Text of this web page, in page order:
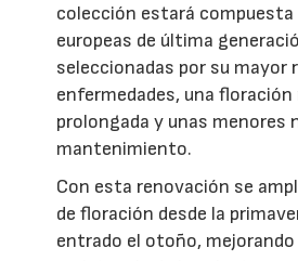
colección estará compuesta
europeas de última
seleccionadas por su mayor
enfermedades, una floración
prolongada y unas menores
mantenimiento.
Con esta renovación se
de floración desde la
entrado el otoño,